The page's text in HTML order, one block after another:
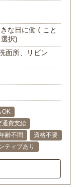
な日に働くこと
択)
面所、リビン
OK
通費支給
齢不問
資格不要
ティブあり